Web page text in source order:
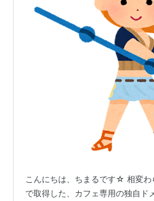
こんにちは、ちまるです☆ 相変わ
で取得した、カフェ専用の独自ド